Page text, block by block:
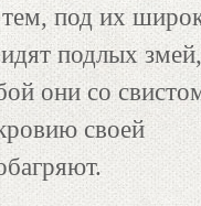
под их
подлых змей,
они со
своей